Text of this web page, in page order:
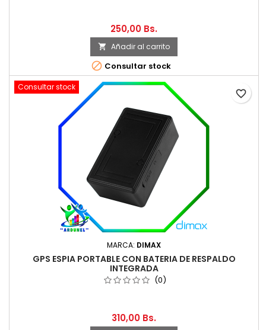
250,00 Bs.
 Añadir al carrito
 Consultar stock
Consultar stock
MARCA: DIMAX
GPS ESPIA PORTABLE CON BATERIA DE RESPALDO
INTEGRADA
(0)
310,00 Bs.
favorite_border